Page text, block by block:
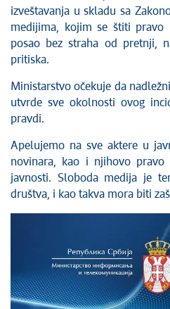
izveštavanja u skladu sa
medijima, kojim se štiti pravo
posao bez straha od pretnji,
pritiska.
Ministarstvo očekuje da
utvrde sve okolnosti ovog
pravdi.
Apelujemo na sve aktere u
novinara, kao i njihovo pravo
javnosti. Sloboda medija je
društva, i kao takva mora biti